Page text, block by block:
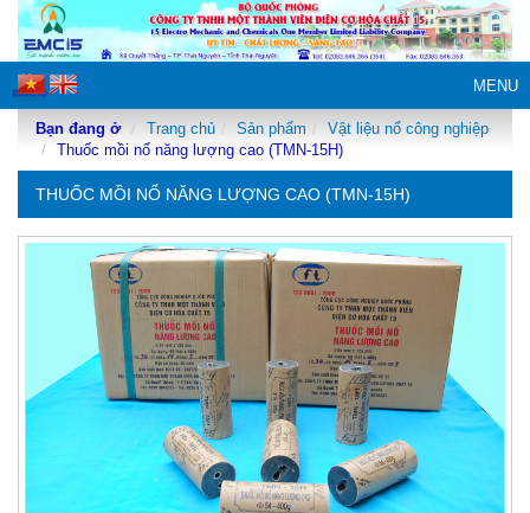
MENU
Bạn đang ở Trang chủ Sản phẩm
Vật liệu nổ công nghiệp
Thuốc mồi nổ năng lượng cao (TMN-15H)
THUỐC MỒI NỔ NĂNG LƯỢNG CAO (TMN-15H)